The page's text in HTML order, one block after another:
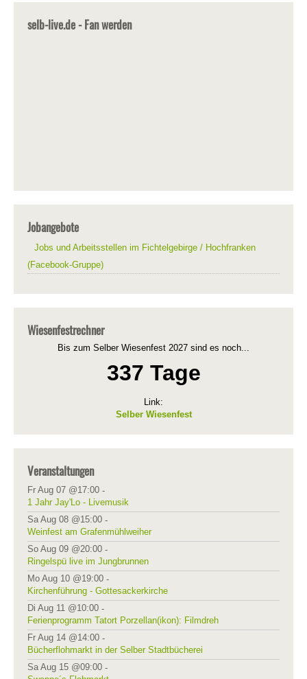
selb-live.de - Fan werden
Jobangebote
Jobs und Arbeitsstellen im Fichtelgebirge / Hochfranken
(Facebook-Gruppe)
Wiesenfestrechner
Bis zum Selber Wiesenfest 2027 sind es noch...
337 Tage
Link:
Selber Wiesenfest
Veranstaltungen
Fr Aug 07 @17:00 -
1 Jahr Jay'Lo - Livemusik
Sa Aug 08 @15:00 -
Weinfest am Grafenmühlweiher
So Aug 09 @20:00 -
Ringelspü live im Jungbrunnen
Mo Aug 10 @19:00 -
Kirchenführung - Gottesackerkirche
Di Aug 11 @10:00 -
Ferienprogramm Tatort Porzellan(ikon): Filmdreh
Fr Aug 14 @14:00 -
Bücherflohmarkt in der Selber Stadtbücherei
Sa Aug 15 @09:00 -